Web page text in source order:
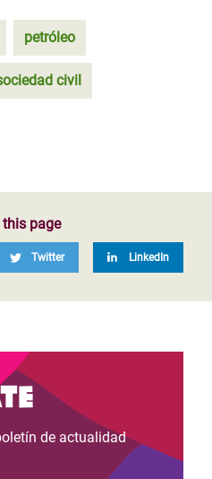
petróleo
civil
this page
Twitter LinkedIn
de actualidad